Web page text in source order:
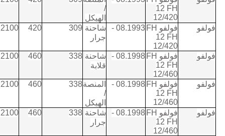
12 FH
12/420
/
الهيكل
فولفو
فولفو FH
12 FH
12/420
08.1993 -
شاحنة
جرار
309
420
فولفو
فولفو FH
12 FH
12/460
08.1998 -
شاحنة
قلابة
338
460
فولفو
فولفو FH
12 FH
12/460
08.1998 -
المنصة
/
الهيكل
338
460
فولفو
فولفو FH
12 FH
12/460
08.1998 -
شاحنة
جرار
338
460